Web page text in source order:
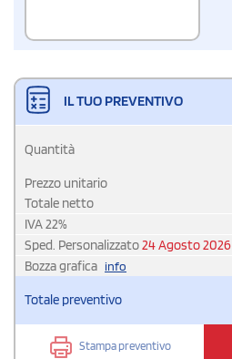
IL TUO PREVENTIVO
Quantità
Prezzo unitario
Totale netto
IVA22%
Sped. Personalizzato24 Agosto 2026
Bozza grafica info
Totale preventivo
Stampa preventivo